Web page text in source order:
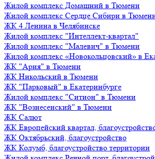
Жилой комплекс Домашний в Тюмени
Жилой комплекс Сердце Сибири в
ЖК 4 Ленина в Челябинске
Жилой комплекс "Интеллект-квартал"
Жилой комплекс "Малевич" в Тюмени
Жилой комплекс «Новокольцовский» в
ЖК "Ария" в Тюмени
ЖК Никольский в Тюмени
ЖК "Парковый" в Екатеринбурге
Жилой комплекс "Ситион" в Тюмени
ЖК "Вознесенский" в Тюмени
ЖК Салют
ЖК Европейский квартал,
ЖК Октябрьский, благоустройство
ЖК Колумб, благоустройство территории